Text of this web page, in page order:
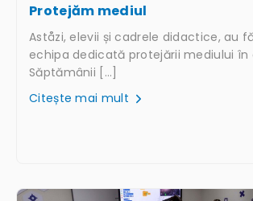
Protejăm mediul
Aståzi, elevii și cadrele didactice, au
echipa dedicată protejării mediului în
Săptămânii […]
Citește mai mult